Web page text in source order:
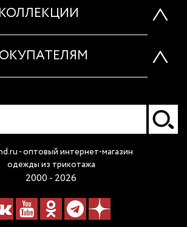
КОЛЛЕКЦИИ
- оптовый интернет-магазин
одежды из трикотажа
2000 - 2026